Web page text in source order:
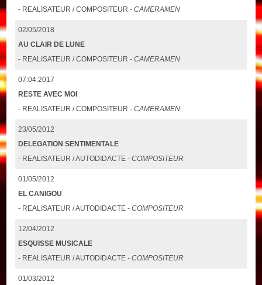
- REALISATEUR / COMPOSITEUR -CAMERAMEN
02/05/2018
AU CLAIR DE LUNE
- REALISATEUR / COMPOSITEUR -CAMERAMEN
07:04:2017
RESTE AVEC MOI
- REALISATEUR / COMPOSITEUR -CAMERAMEN
23/05/2012
DELEGATION SENTIMENTALE
- REALISATEUR / AUTODIDACTE -COMPOSITEUR
01/05/2012
EL CANIGOU
- REALISATEUR / AUTODIDACTE -COMPOSITEUR
12/04/2012
ESQUISSE MUSICALE
- REALISATEUR / AUTODIDACTE -COMPOSITEUR
01/03/2012